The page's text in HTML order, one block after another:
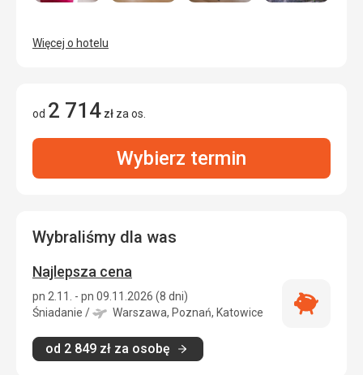
Więcej o hotelu
od 2 714 zł za os.
Wybierz termin
Wybraliśmy dla was
Najlepsza cena
pn 2.11. - pn 09.11.2026 (8 dni)
Śniadanie / Warszawa, Poznań, Katowice
od 2 849 zł za osobę
Najlepsza